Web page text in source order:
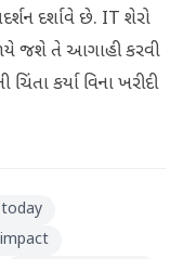
દર્શાવે છે. IT શેરો
જશે તે આગાહી કરવી
કર્યા વિના ખરીદી